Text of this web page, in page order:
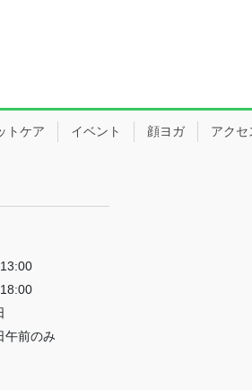
トケア イベント 顔ヨガ アクセ
前のみ